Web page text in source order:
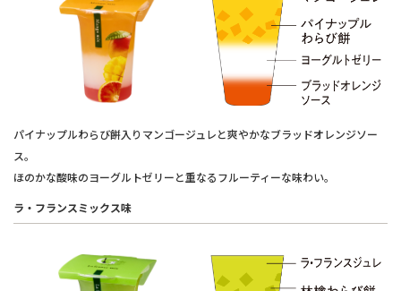
パイナップルわらび餅入りマンゴージュレと爽やかなブラッドオレンジソー
ス。
ほのかな酸味のヨーグルトゼリーと重なるフルーティーな味わい。
ラ・フランスミックス味